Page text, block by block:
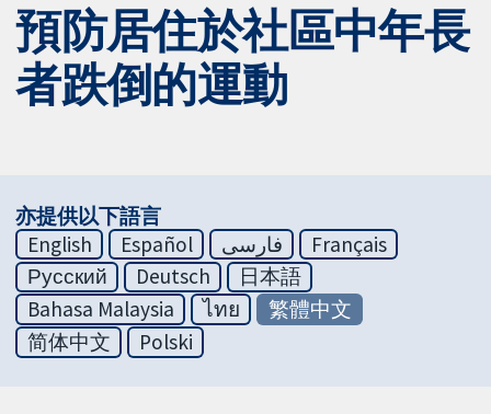
預防居住於社區中年長
者跌倒的運動
亦提供以下語言
English
Español فارسی
Français
Русский
Deutsch
日本語
Bahasa Malaysia
ไทย
繁體中文
简体中文
Polski